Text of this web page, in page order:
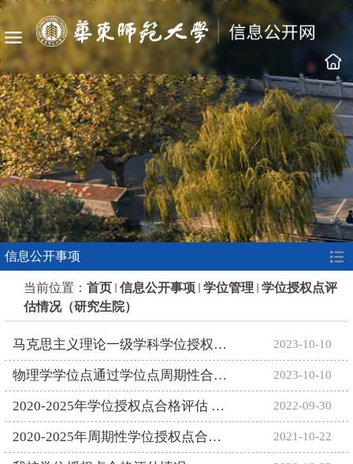
信息公开事项
当前位置： 首页 信息公开事项 学位管理
学位授权点评
估情况（研究生院）
马克思主义理论一级学科学位授权点通过学位点周期性核验（合格评... 2023-10-10
物理学学位点通过学位点周期性合格评估（核验）专家评审 2023-10-10
2020-2025年学位授权点合格评估 华东师大参评学位授权点年度建设... 2022-09-30
​2020-2025年周期性学位授权点合格评估工作开展情况 2021-10-22